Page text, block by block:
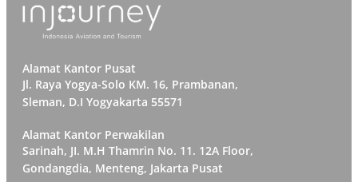
Alamat Kantor Pusat
Jl. Raya Yogya-Solo KM. 16, Prambanan,
Sleman, D.I Yogyakarta 55571
Alamat Kantor Perwakilan
Sarinah, JI. M.H Thamrin No. 11. 12A Floor,
Gondangdia, Menteng, Jakarta Pusat